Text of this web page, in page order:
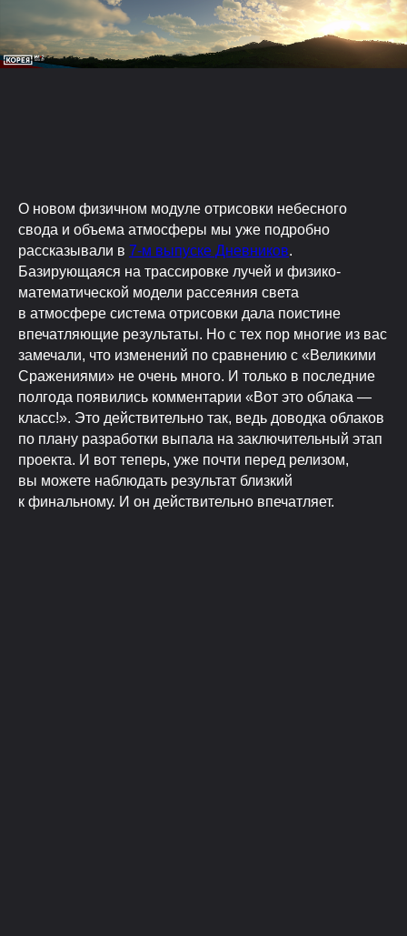
О новом физичном модуле отрисовки небесного
свода и объема атмосферы мы уже подробно
рассказывали в 7-м выпуске Дневников.
Базирующаяся на трассировке лучей и физико-
математической модели рассеяния света
в атмосфере система отрисовки дала поистине
впечатляющие результаты. Но с тех пор многие из вас
замечали, что изменений по сравнению с «Великими
Сражениями» не очень много. И только в последние
полгода появились комментарии «Вот это облака —
класс!». Это действительно так, ведь доводка облаков
по плану разработки выпала на заключительный этап
проекта. И вот теперь, уже почти перед релизом,
вы можете наблюдать результат близкий
к финальному. И он действительно впечатляет.